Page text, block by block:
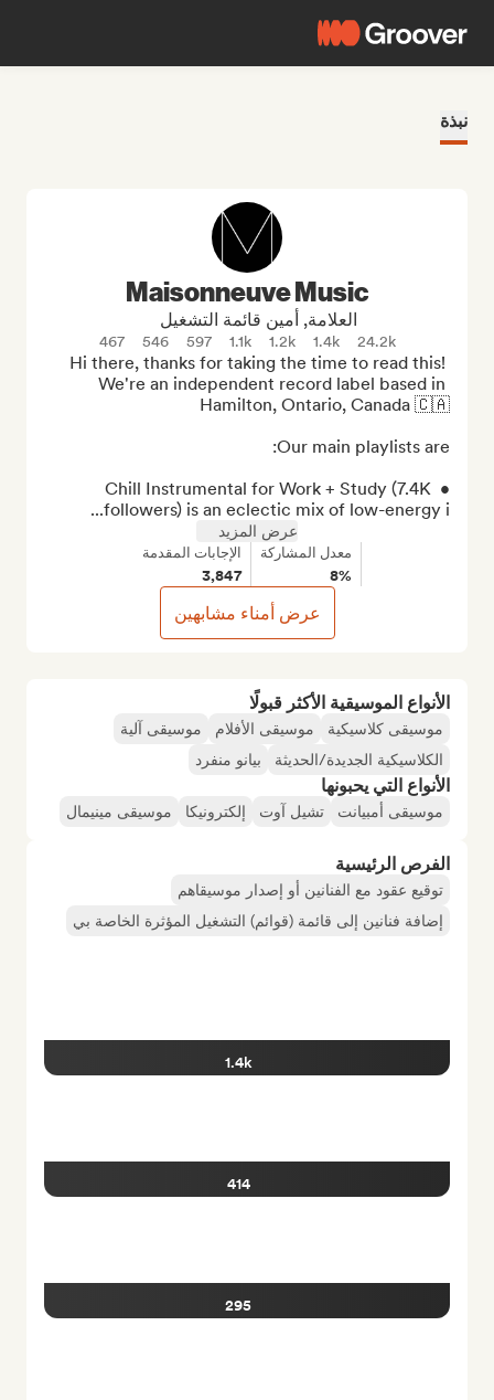
نبذة
الأنواع الموسيقية الأكثر قبولًا
موسيقى كلاسيكية موسيقى الأفلام
موسيقى آلية
الكلاسيكية الجديدة/الحديثة
بيانو منفرد
الأنواع التي يحبونها
موسيقى أمبيانت تشيل آوت إلكترونيكا موسيقى مينيمال
الفرص الرئيسية
توقيع عقود مع الفنانين أو إصدار موسيقاهم
إضافة فنانين إلى قائمة (قوائم) التشغيل المؤثرة الخاصة بي
1.4k
414
295
Maisonneuve Music
العلامة, أمين قائمة التشغيل
24.2k
1.4k
1.2k
1.1k
597
546
467
Hi there, thanks for taking the time to read this!
We're an independent record label based in
• Chill Instrumental for Work + Study (7.4K
followers) is an eclectic mix of low-energy i...
عرض المزيد
معدل المشاركة
8%
الإجابات المقدمة
3,847
عرض أمناء مشابهين